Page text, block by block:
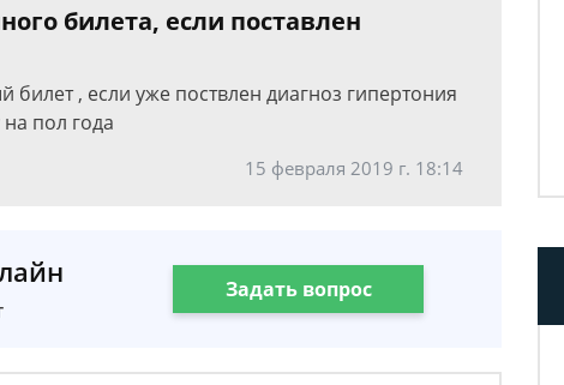
билета, если поставлен
билет , если уже поствлен диагноз гипертония
пол года
15 февраля 2019 г. 18:14
Задать вопрос